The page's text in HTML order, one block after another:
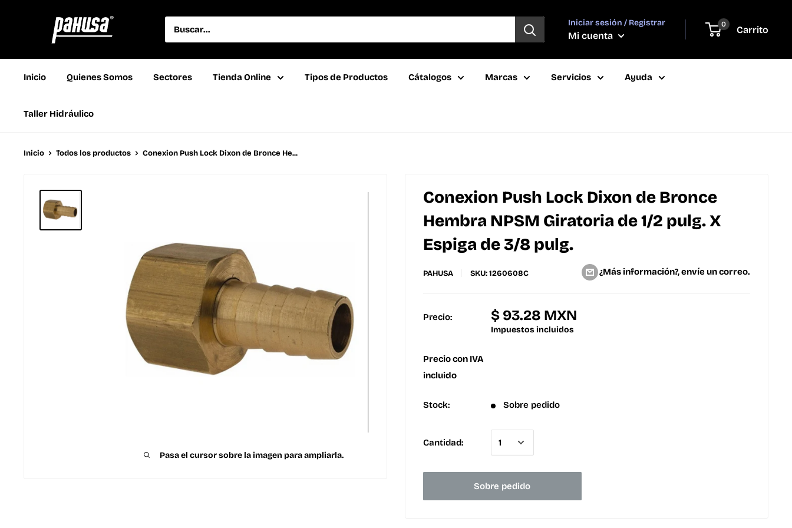
Iniciar sesión / Registrar
Mi cuenta
0 Carrito
Inicio Quienes Somos Sectores Tienda Online Tipos de Productos Cátalogos Marcas Servicios Ayuda
Taller Hidráulico
Inicio Todos los productos Conexion Push Lock Dixon de Bronce He...
Pasa el cursor sobre la imagen para ampliarla.
Conexion Push Lock Dixon de Bronce
Hembra NPSM Giratoria de 1/2 pulg. X
Espiga de 3/8 pulg.
PAHUSA SKU:1260608C ¿Más información?, envíe un correo.
Precio: $ 93.28 MXN
Impuestos incluidos
Precio con IVA
incluido
Stock: Sobre pedido
Cantidad:
Sobre pedido